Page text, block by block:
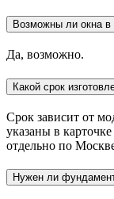
Возможны ли окна в
Да, возможно.
Какой срок
Срок зависит от
указаны в
отдельно по
Нужен ли